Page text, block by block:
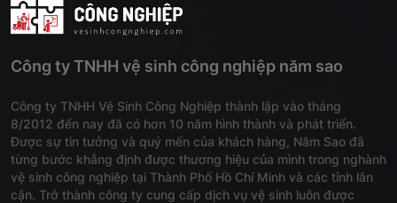
Công ty TNHH vệ sinh công nghiệp năm sao
Công ty TNHH Vệ Sinh Công Nghiệp thành lập vào tháng
8/2012 đến nay đã có hơn 10 năm hình thành và phát triển.
Được sự tin tưởng và quý mến của khách hàng, Năm Sao đã
từng bước khẳng định được thương hiệu của mình trong nghành
vệ sinh công nghiệp tại Thành Phố Hồ Chí Minh và các tỉnh lân
cận. Trở thành công ty cung cấp dịch vụ vệ sinh luôn được